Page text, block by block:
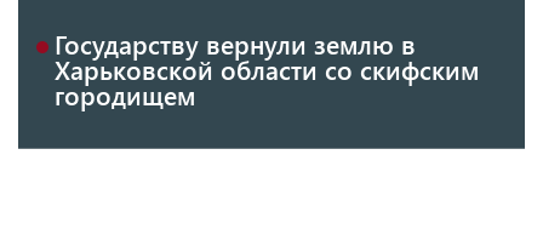
Государству вернули землю в
Харьковской области со скифским
городищем